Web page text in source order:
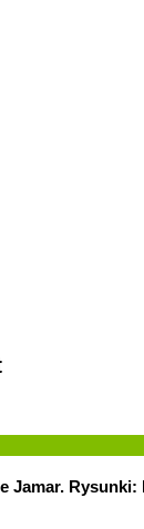
Jamar. Rysunki: